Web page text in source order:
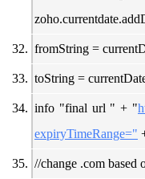
fromString =
toString =
info "final url " + "
expiryTimeRange="
//change .com based